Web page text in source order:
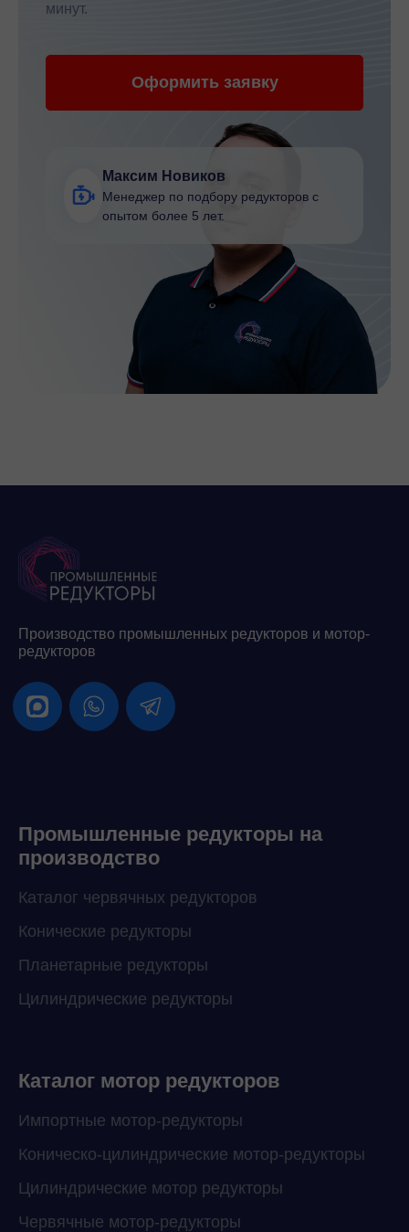
минут.
Оформить заявку
Максим Новиков
Менеджер по подбору редукторов с
опытом более 5 лет.
Производство промышленных редукторов и мотор-
редукторов
Промышленные редукторы на
производство
Каталог червячных редукторов
Конические редукторы
Планетарные редукторы
Цилиндрические редукторы
Каталог мотор редукторов
Импортные мотор-редукторы
Коническо-цилиндрические мотор-редукторы
Цилиндрические мотор редукторы
Червячные мотор-редукторы